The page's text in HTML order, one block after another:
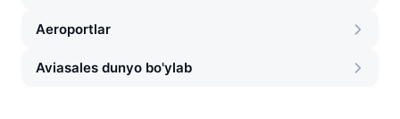
Aeroportlar
Aviasales dunyo bo'ylab